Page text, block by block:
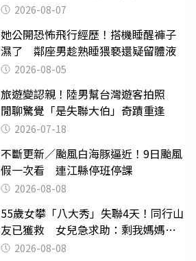
2026-08-07
她公開恐怖飛行經歷！搭機睡醒褲子
濕了 鄰座男趁熟睡猥褻還疑留體液
2026-08-05
旅遊變認親！陸男幫台灣遊客拍照
閒聊驚覺「是失聯大伯」奇蹟重逢
2026-07-18
不斷更新／颱風白海豚逼近！9日颱風
假一次看 連江縣停班停課
2026-08-08
55歲女攀「八大秀」失聯4天！同行山
友已獲救 女兒急求助：剩我媽媽還
沒找到
2026-08-08